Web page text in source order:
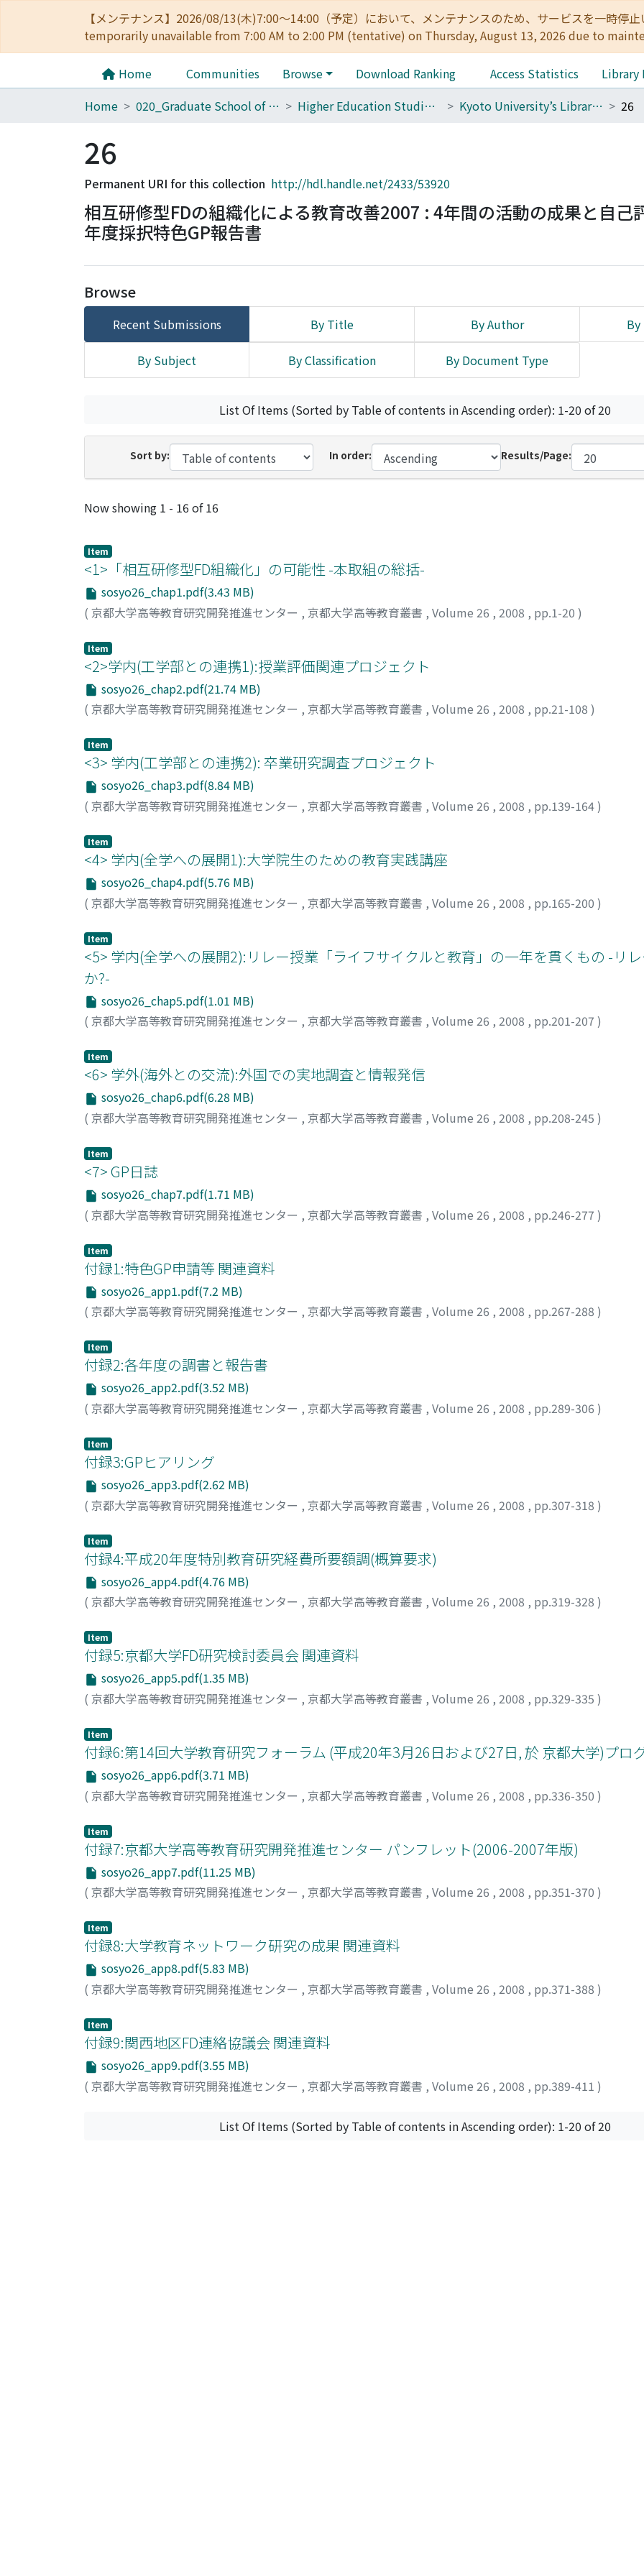
【メンテナンス】2026/08/13(木)7:00～14:00（予定）において、メンテナンスのため、サービスを一時
temporarily unavailable from 7:00 AM to 2:00 PM (tentative) on Thursday, August 13, 2026 due to
Home Communities Browse Download Ranking Access Statistics
Library
Home
020_Graduate School of Education Higher Education Studies Course (Old Center for the Promotion of Excellence in Higher Education) Kyoto University’s Library of Higher Education Research 26
26
Permanent URI for this collection http://hdl.handle.net/2433/53920
相互研修型FDの組織化による教育改善2007 : 4年間の活動の成果と自己
年度採択特色GP報告書
Browse
Recent Submissions By Title By Author By
By Subject By Classification By Document Type
List Of Items (Sorted by Table of contents in Ascending order): 1-20 of 20
Sort by: In order: Results/Page:
Recent Submissions
Now showing 1 - 16 of 16
Item
<1>「相互研修型FD組織化」の可能性 -本取組の総括-
sosyo26_chap1.pdf(3.43 MB)
( 京都大学高等教育研究開発推進センター , 京都大学高等教育叢書 , Volume 26 , 2008 , pp.1-20 )
Item
<2>学内(工学部との連携1):授業評価関連プロジェクト
sosyo26_chap2.pdf(21.74 MB)
( 京都大学高等教育研究開発推進センター , 京都大学高等教育叢書 , Volume 26 , 2008 , pp.21-108 )
Item
<3> 学内(工学部との連携2): 卒業研究調査プロジェクト
sosyo26_chap3.pdf(8.84 MB)
( 京都大学高等教育研究開発推進センター , 京都大学高等教育叢書 , Volume 26 , 2008 , pp.139-164)
Item
<4> 学内(全学への展開1):大学院生のための教育実践講座
sosyo26_chap4.pdf(5.76 MB)
( 京都大学高等教育研究開発推進センター , 京都大学高等教育叢書 , Volume 26 , 2008 , pp.165-200 )
Item
<5> 学内(全学への展開2):リレー授業「ライフサイクルと教育」の一年を貫くもの -リ
か?-
sosyo26_chap5.pdf(1.01 MB)
( 京都大学高等教育研究開発推進センター , 京都大学高等教育叢書 , Volume 26 , 2008 , pp.201-207 )
Item
<6> 学外(海外との交流):外国での実地調査と情報発信
sosyo26_chap6.pdf(6.28 MB)
( 京都大学高等教育研究開発推進センター , 京都大学高等教育叢書 , Volume 26 , 2008 , pp.208-245 )
Item
<7> GP日誌
sosyo26_chap7.pdf(1.71 MB)
( 京都大学高等教育研究開発推進センター , 京都大学高等教育叢書 , Volume 26 , 2008 , pp.246-277 )
Item
付録1:特色GP申請等 関連資料
sosyo26_app1.pdf(7.2 MB)
( 京都大学高等教育研究開発推進センター , 京都大学高等教育叢書 , Volume 26 , 2008 , pp.267-288 )
Item
付録2:各年度の調書と報告書
sosyo26_app2.pdf(3.52 MB)
( 京都大学高等教育研究開発推進センター , 京都大学高等教育叢書 , Volume 26 , 2008 , pp.289-306 )
Item
付録3:GPヒアリング
sosyo26_app3.pdf(2.62 MB)
( 京都大学高等教育研究開発推進センター , 京都大学高等教育叢書 , Volume 26 , 2008 , pp.307-318 )
Item
付録4:平成20年度特別教育研究経費所要額調(概算要求)
sosyo26_app4.pdf(4.76 MB)
( 京都大学高等教育研究開発推進センター , 京都大学高等教育叢書 , Volume 26 , 2008 , pp.319-328 )
Item
付録5:京都大学FD研究検討委員会 関連資料
sosyo26_app5.pdf(1.35 MB)
( 京都大学高等教育研究開発推進センター , 京都大学高等教育叢書 , Volume 26 , 2008 , pp.329-335 )
Item
付録6:第14回大学教育研究フォーラム (平成20年3月26日および27日, 於 京都大学)プロ
sosyo26_app6.pdf(3.71 MB)
( 京都大学高等教育研究開発推進センター , 京都大学高等教育叢書 , Volume 26 , 2008 , pp.336-350 )
Item
付録7:京都大学高等教育研究開発推進センター パンフレット(2006-2007年版)
sosyo26_app7.pdf(11.25 MB)
( 京都大学高等教育研究開発推進センター , 京都大学高等教育叢書 , Volume 26 , 2008 , pp.351-370 )
Item
付録8:大学教育ネットワーク研究の成果 関連資料
sosyo26_app8.pdf(5.83 MB)
( 京都大学高等教育研究開発推進センター , 京都大学高等教育叢書 , Volume 26 , 2008 , pp.371-388 )
Item
付録9:関西地区FD連絡協議会 関連資料
sosyo26_app9.pdf(3.55 MB)
( 京都大学高等教育研究開発推進センター , 京都大学高等教育叢書 , Volume 26 , 2008 , pp.389-411 )
List Of Items (Sorted by Table of contents in Ascending order): 1-20 of 20